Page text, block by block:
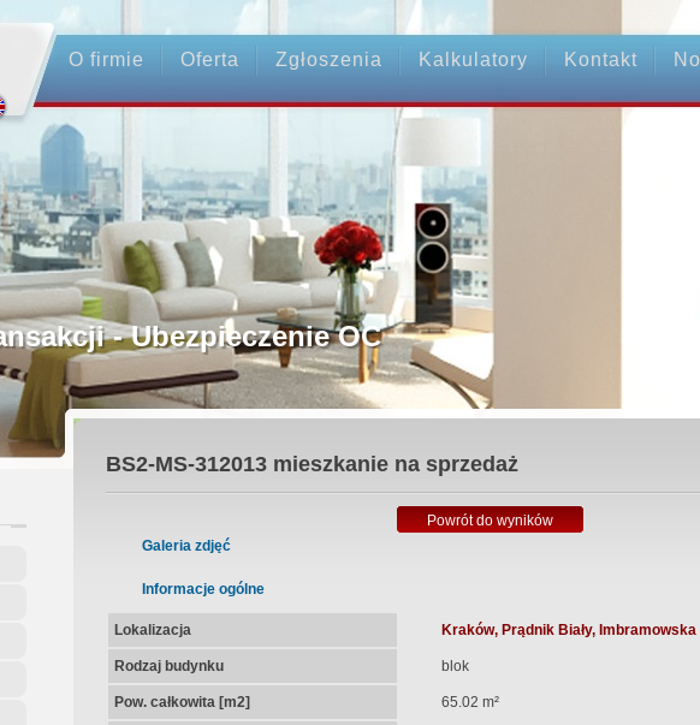
O firmie Oferta Zgłoszenia Kalkulatory Kontakt
- Ubezpieczenie OC
Umowa Notarialna
BS2-MS-312013mieszkanie na sprzedaż
Powrót do wyników
Galeria zdjęć
Informacje ogólne
Lokalizacja Kraków, Prądnik Biały, Imbramowska
Rodzaj budynku blok
Pow. całkowita [m2] 65.02 m²